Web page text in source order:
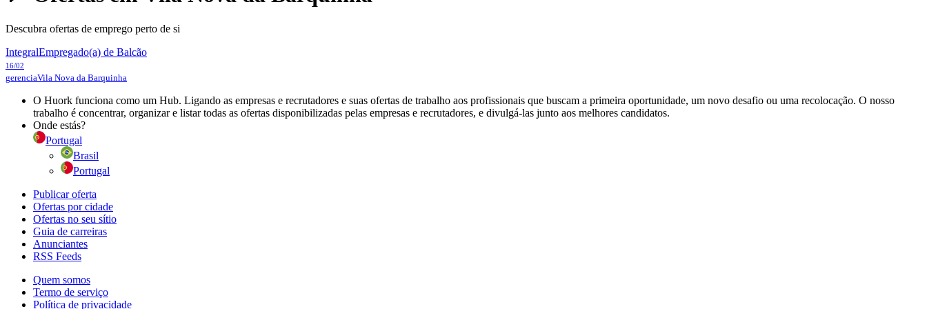
Descubra ofertas de emprego perto de si
IntegralEmpregado(a) de Balcão
16/02
gerenciaVila Nova da Barquinha
O Huork funciona como um Hub. Ligando as empresas e recrutadores e suas ofertas de trabalho aos profissionais que buscam a primeira oportunidade, um novo desafio ou uma recolocação. O nosso
trabalho é concentrar, organizar e listar todas as ofertas disponibilizadas pelas empresas e recrutadores, e divulgá-las junto aos melhores candidatos.
Onde estás?
Portugal
Brasil
Portugal
Publicar oferta
Ofertas por cidade
Ofertas no seu sítio
Guia de carreiras
Anunciantes
RSS Feeds
Quem somos
Termo de serviço
Política de privacidade